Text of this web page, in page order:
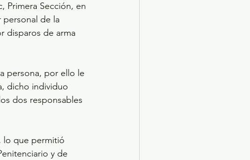
Primera Sección, en
de la
disparos de arma
persona, por ello le
dicho individuo
dos responsables
lo que permitió
y de